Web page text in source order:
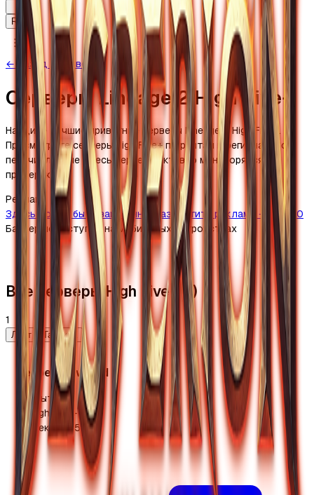
RU
← Назад к серверам
Серверы Lineage 2 High Five+
Найдите лучшие приватные серверы Lineage 2 High Five+.
Просмотрите серверы High Five+ по рейтам и регионам. Все
перечисленные здесь серверы активно мониторятся и
проверяются.
Реклама
Здесь может быть ваш баннер
Разместить рекламу →
970×90
Баннер недоступен на мобильных устройствах
Все серверы High Five+ (1)
1
Лист Таблица
desperion.world
Открыт
x1• High Five+
23 дек. 2025 г.